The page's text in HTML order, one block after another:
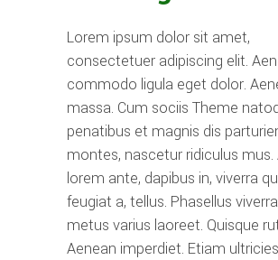
Lorem ipsum dolor sit amet,
consectetuer adipiscing elit.
commodo ligula eget dolor.
massa. Cum sociis Theme
penatibus et magnis dis
montes, nascetur ridiculus mus.
lorem ante, dapibus in, viverra
feugiat a, tellus. Phasellus
metus varius laoreet. Quisque
Aenean imperdiet. Etiam